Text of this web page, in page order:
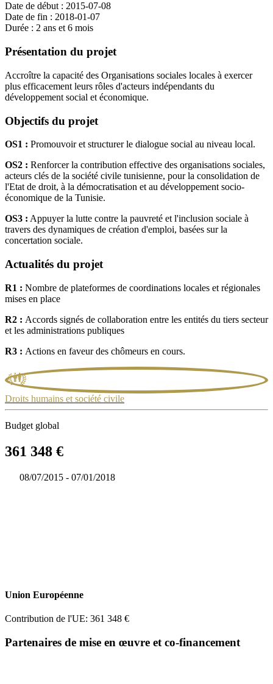
Date de début : 2015-07-08
Date de fin : 2018-01-07
Durée : 2 ans et 6 mois
Présentation du projet
Accroître la capacité des Organisations sociales locales à exercer
plus efficacement leurs rôles d'acteurs indépendants du
développement social et économique.
Objectifs du projet
OS1 : Promouvoir et structurer le dialogue social au niveau local.
OS2 : Renforcer la contribution effective des organisations sociales,
acteurs clés de la société civile tunisienne, pour la consolidation de
l'Etat de droit, à la démocratisation et au développement socio-
économique de la Tunisie.
OS3 : Appuyer la lutte contre la pauvreté et l'inclusion sociale à
travers des dynamiques de création d'emploi, basées sur la
concertation sociale.
Actualités du projet
R1 : Nombre de plateformes de coordinations locales et régionales
mises en place
R2 : Accords signés de collaboration entre les entités du tiers secteur
et les administrations publiques
R3 : Actions en faveur des chômeurs en cours.
Droits humains et société civile
Budget global
361 348 €
08/07/2015 - 07/01/2018
Union Européenne
Contribution de l'UE: 361 348 €
Partenaires de mise en œuvre et co-financement